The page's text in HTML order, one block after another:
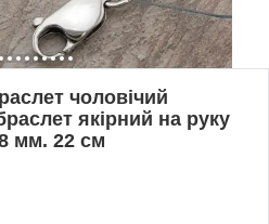
чоловічий
якірний на руку
мм. 22 см